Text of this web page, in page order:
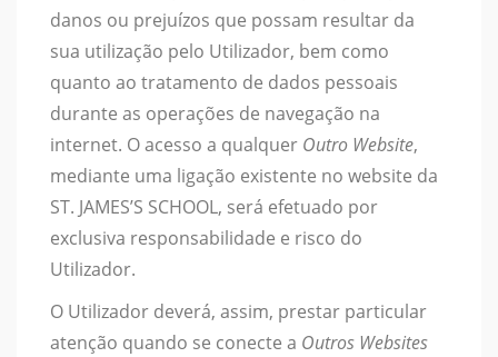
danos ou prejuízos que possam resultar da
sua utilização pelo Utilizador, bem como
quanto ao tratamento de dados pessoais
durante as operações de navegação na
internet. O acesso a qualquer Outro Website,
mediante uma ligação existente no website da
ST. JAMES’S SCHOOL, será efetuado por
exclusiva responsabilidade e risco do
Utilizador.
O Utilizador deverá, assim, prestar particular
atenção quando se conecte a Outros Websites